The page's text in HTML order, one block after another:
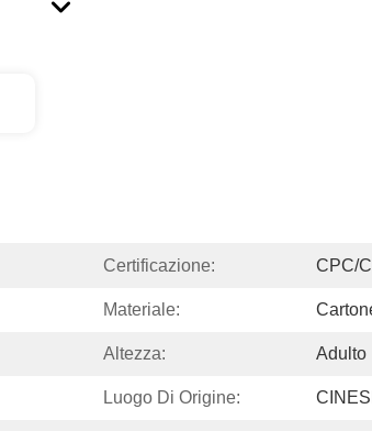
Certificazione: CPC/
Materiale:
Altezza: Adulto
Luogo Di Origine: